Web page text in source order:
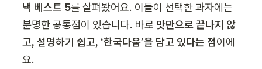
낵 베스트 5를 살펴봤어요. 이들이 선택한 과자에는
분명한 공통점이 있습니다. 바로 맛만으로 끝나지 않
고, 설명하기 쉽고, ‘한국다움’을 담고 있다는 점이에
요.